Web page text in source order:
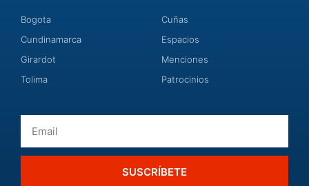
Bogota
Cundinamarca
Girardot
Tolima
Cuñas
Espacios
Menciones
Patrocinios
SUSCRÍBETE